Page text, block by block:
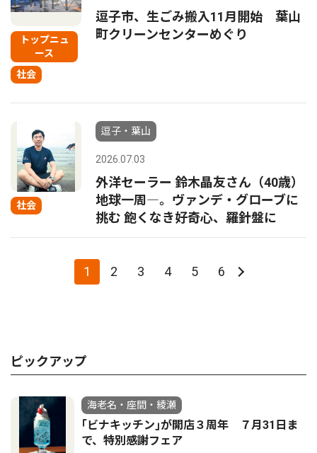
トップニュ
ース
社会
逗子市、生ごみ搬入11月開始 葉山
町クリーンセンターめぐり
社会
逗子・葉山
2026.07.03
外洋セーラー 鈴木晶友さん（40歳）
地球一周―。ヴァンデ・グローブに
挑む 飽くなき好奇心、羅針盤に
1 2 3 4 5 6
ピックアップ
海老名・座間・綾瀬
｢ビナキッチン｣が開店３周年 ７月31日ま
で、特別感謝フェア